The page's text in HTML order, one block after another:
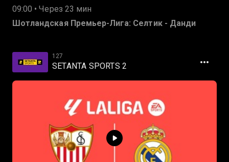
09:00 • Через 23 мин
Шотландская Премьер-Лига: Селтик - Данди
127
SETANTA SPORTS 2